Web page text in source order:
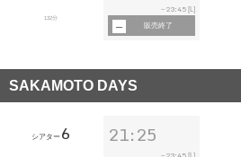
132分
~ 23:45 [L]
販売終了
SAKAMOTO DAYS
シアター 6 21:25